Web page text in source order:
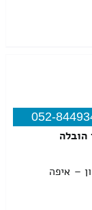
052-
הובלה
– איפה